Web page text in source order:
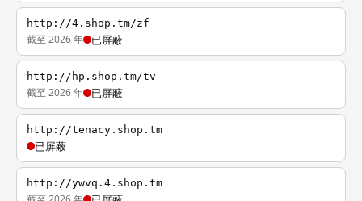
http://4.shop.tm/zf
截至 2026 年 已屏蔽
http://hp.shop.tm/tv
截至 2026 年 已屏蔽
http://tenacy.shop.tm
已屏蔽
http://ywvq.4.shop.tm